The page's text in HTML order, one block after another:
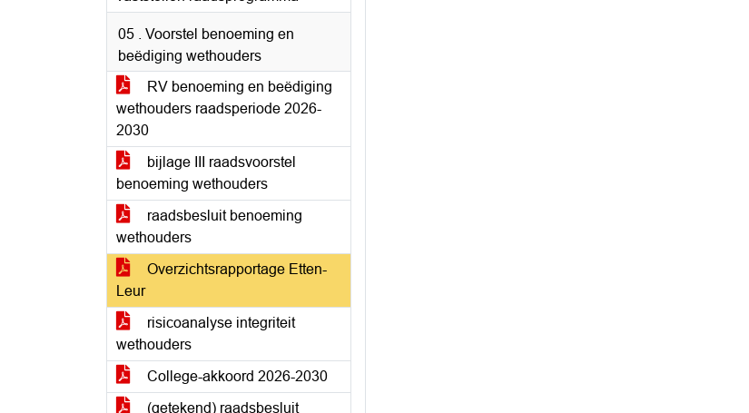
05 . Voorstel benoeming en
beëdiging wethouders
RV benoeming en beëdiging
wethouders raadsperiode 2026-
2030
bijlage III raadsvoorstel
benoeming wethouders
raadsbesluit benoeming
wethouders
Overzichtsrapportage Etten-
Leur
risicoanalyse integriteit
wethouders
College-akkoord 2026-2030
(getekend) raadsbesluit